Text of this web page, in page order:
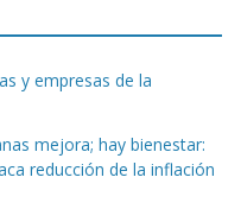
y empresas de la
mejora; hay bienestar:
reducción de la inflación